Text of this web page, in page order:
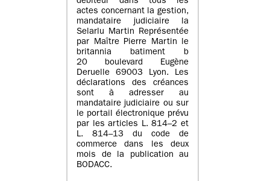
actes concernant la gestion,
mandataire judiciaire la
Selarlu Martin Représentée
par Maître Pierre Martin le
britannia batiment b
20 boulevard Eugène
Deruelle 69003 Lyon. Les
déclarations des créances
sont à adresser au
mandataire judiciaire ou sur
le portail électronique prévu
par les articles L. 814–2 et
L. 814–13 du code de
commerce dans les deux
mois de la publication au
BODACC.